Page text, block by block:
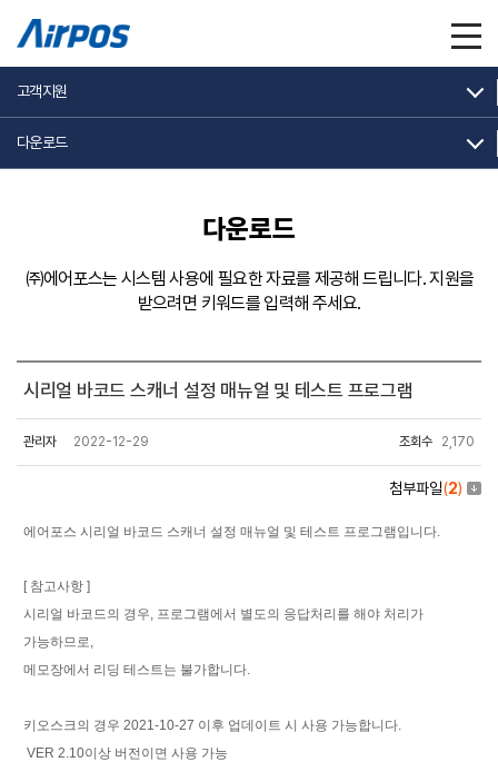
고객지원
다운로드
다운로드
㈜에어포스는 시스템 사용에 필요한 자료를 제공해 드립니다.지원을
받으려면 키워드를 입력해 주세요.
시리얼 바코드 스캐너 설정 매뉴얼 및 테스트 프로그램
관리자 2022-12-29 조회수 2,170
첨부파일(2)
에어포스 시리얼 바코드 스캐너 설정 매뉴얼 및 테스트 프로그램입니다.
[ 참고사항 ]
시리얼 바코드의 경우, 프로그램에서 별도의 응답처리를 해야 처리가
가능하므로,
메모장에서 리딩 테스트는 불가합니다.
키오스크의 경우 2021-10-27 이후 업데이트 시 사용 가능합니다.
VER 2.10이상 버전이면 사용 가능